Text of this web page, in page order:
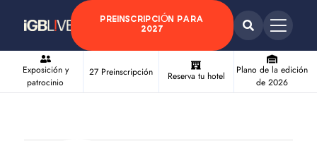
PREINSCRIPCIÓN PARA
2027
Exposición y
patrocinio
27 Preinscripción Reserva tu hotel
Plano de la edición
de 2026